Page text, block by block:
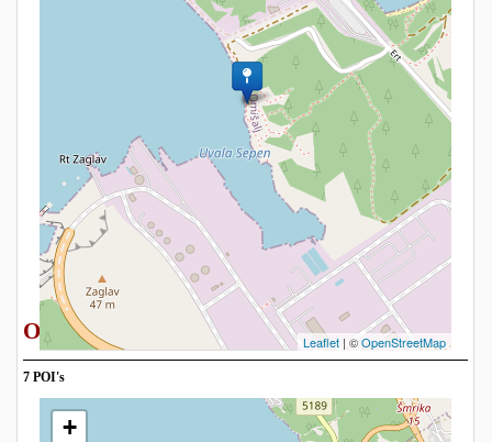
Leaflet | ©OpenStreetMap
Omišalj Strände
7 POI's
+